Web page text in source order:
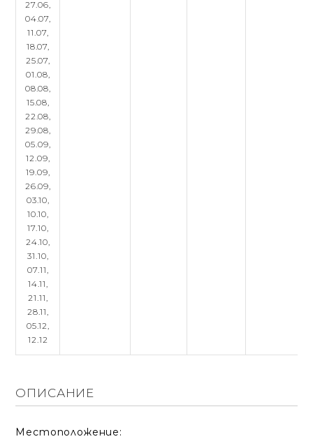
27.06,
04.07,
11.07,
18.07,
25.07,
01.08,
08.08,
15.08,
22.08,
29.08,
05.09,
12.09,
19.09,
26.09,
03.10,
10.10,
17.10,
24.10,
31.10,
07.11,
14.11,
21.11,
28.11,
05.12,
12.12
ОПИСАНИЕ
Местоположение: